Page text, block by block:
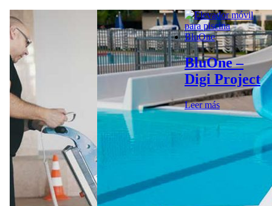
BluOne –
Digi Project
Leer más